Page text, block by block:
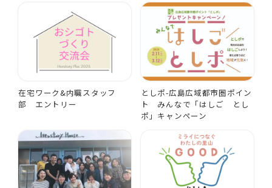
在宅ワーク&内職スタッフ
部 エントリー
としポ-広島広域都市圏ポイン
ト みんなで「はしご とし
ポ」キャンペーン